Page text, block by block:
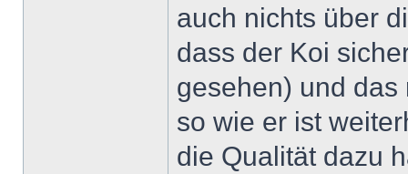
auch nichts über
dass der Koi
gesehen) und das
so wie er ist
die Qualität dazu